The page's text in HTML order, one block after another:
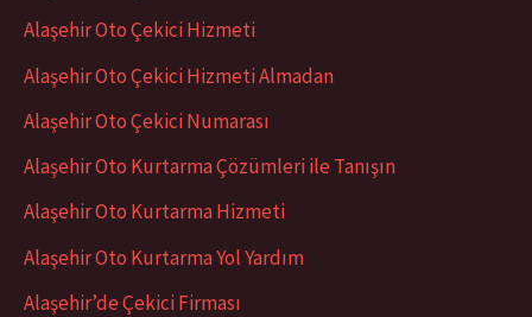
Alaşehir Oto Çekici Hizmeti
Alaşehir Oto Çekici Hizmeti Almadan
Alaşehir Oto Çekici Numarası
Alaşehir Oto Kurtarma Çözümleri ile Tanışın
Alaşehir Oto Kurtarma Hizmeti
Alaşehir Oto Kurtarma Yol Yardım
Alaşehir’de Çekici Firması